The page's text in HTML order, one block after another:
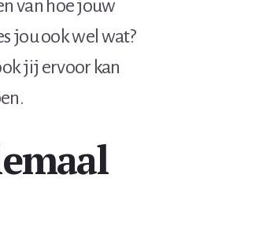
van hoe jouw
jou ook wel wat?
jij ervoor kan